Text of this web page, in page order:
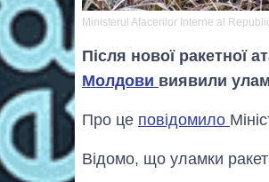
Ministerul Afacerilor Interne al
Після нової ракетної
Молдови виявили
Про це повідомило
Відомо, що уламки